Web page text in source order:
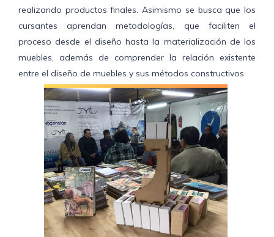
realizando productos finales. Asimismo se busca que los
cursantes aprendan metodologías, que faciliten el
proceso desde el diseño hasta la materialización de los
muebles, además de comprender la relación existente
entre el diseño de muebles y sus métodos constructivos.